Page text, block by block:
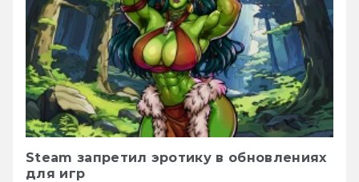
Steam запретил эротику в обновлениях
для игр